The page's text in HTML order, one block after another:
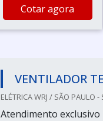
Cotar agora
VENTILADOR
ELÉTRICA WRJ / SÃO PAULO -
Atendimento exclusivo